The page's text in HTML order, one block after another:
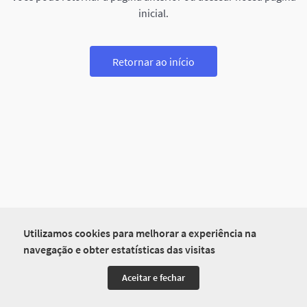
Utilizamos cookies para melhorar a experiência na
navegação e obter estatísticas das visitas
Aceitar e fechar
inicial.
Retornar ao início